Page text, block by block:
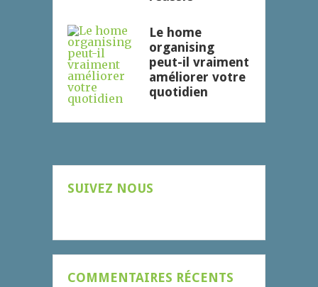
Le home
organising
peut-il vraiment
améliorer votre
quotidien
SUIVEZ NOUS
COMMENTAIRES RÉCENTS